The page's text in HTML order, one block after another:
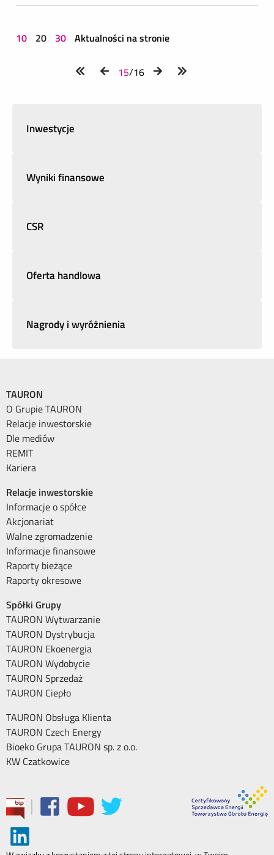
10 20 30 Aktualności na stronie
15/16
Inwestycje
Wyniki finansowe
CSR
Oferta handlowa
Nagrody i wyróżnienia
TAURON
O Grupie TAURON
Relacje inwestorskie
Dle mediów
REMIT
Kariera
Relacje inwestorskie
Informacje o spółce
Akcjonariat
Walne zgromadzenie
Informacje finansowe
Raporty bieżące
Raporty okresowe
Spółki Grupy
TAURON Wytwarzanie
TAURON Dystrybucja
TAURON Ekoenergia
TAURON Wydobycie
TAURON Sprzedaż
TAURON Ciepło
TAURON Obsługa Klienta
TAURON Czech Energy
Bioeko Grupa TAURON sp. z o.o.
KW Czatkowice
|